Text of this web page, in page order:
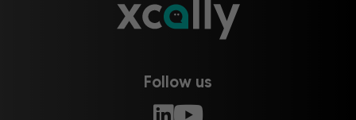
Follow us